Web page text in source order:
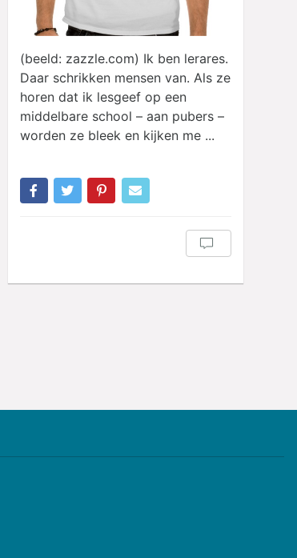
(beeld: zazzle.com) Ik ben lerares.
Daar schrikken mensen van. Als ze
horen dat ik lesgeef op een
middelbare school – aan pubers –
worden ze bleek en kijken me ...